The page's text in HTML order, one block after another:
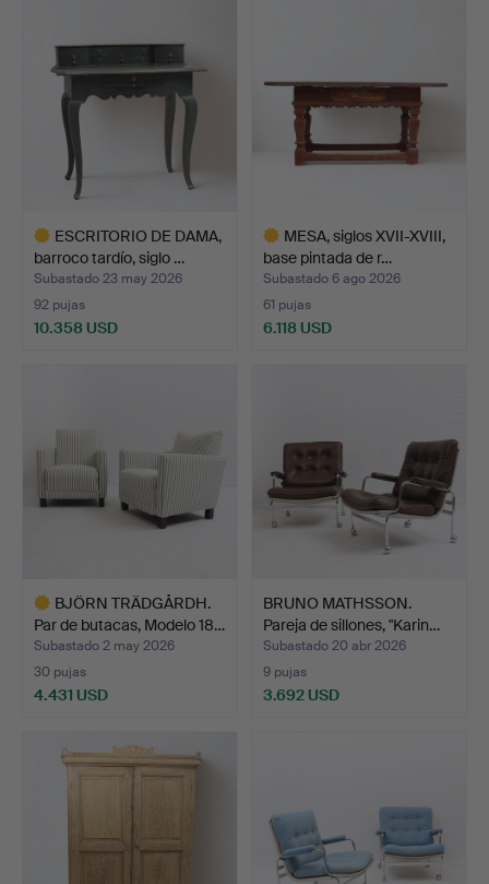
ESCRITORIO DE DAMA,
barroco tardío, siglo …
Subastado 23 may 2026
92 pujas
10.358 USD
MESA, siglos XVII-XVIII,
base pintada de r…
Subastado 6 ago 2026
61 pujas
6.118 USD
BJÖRN TRÄDGÅRDH.
Par de butacas, Modelo 18…
Subastado 2 may 2026
30 pujas
4.431 USD
seleccionado
BRUNO MATHSSON.
Pareja de sillones, "Karin…
Subastado 20 abr 2026
9 pujas
3.692 USD